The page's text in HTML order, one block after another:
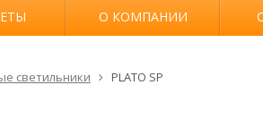
О КОМПАНИИ
светильники PLATO SP